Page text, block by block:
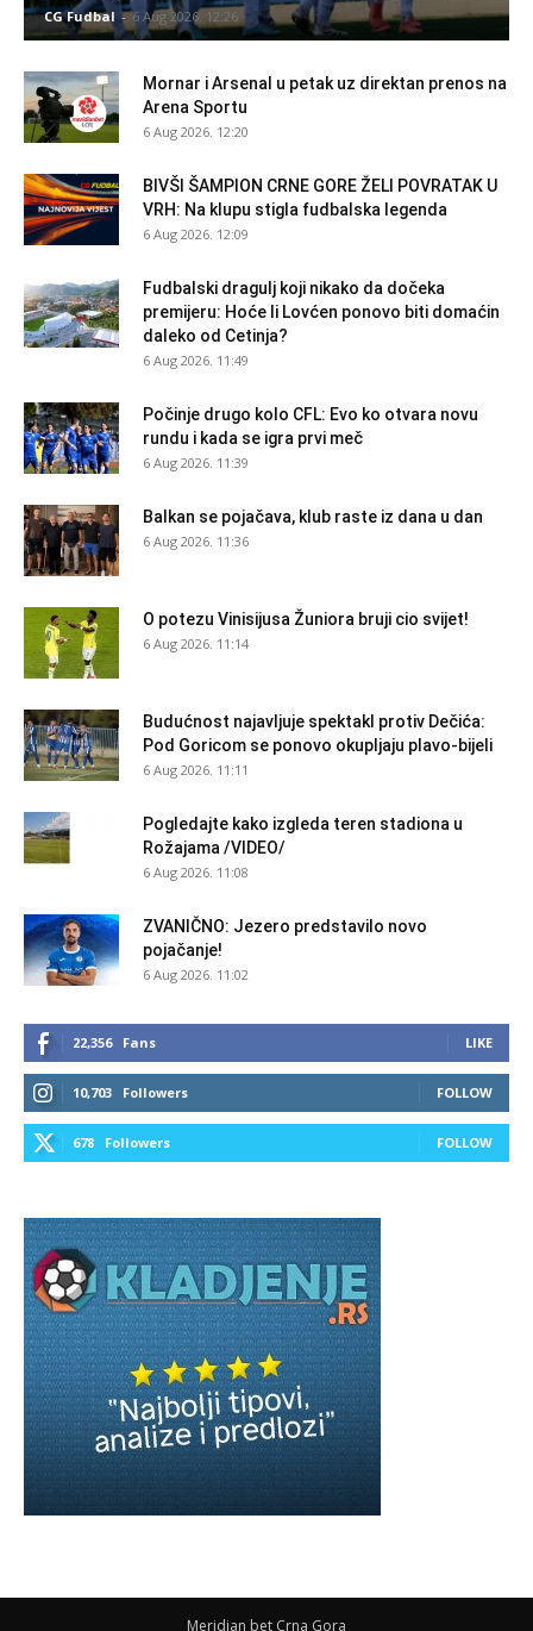
CG Fudbal - 6 Aug 2026. 12:26
Mornar i Arsenal u petak uz direktan prenos na
Arena Sportu
6 Aug 2026. 12:20
BIVŠI ŠAMPION CRNE GORE ŽELI POVRATAK U
VRH: Na klupu stigla fudbalska legenda
6 Aug 2026. 12:09
Fudbalski dragulj koji nikako da dočeka
premijeru: Hoće li Lovćen ponovo biti domaćin
daleko od Cetinja?
6 Aug 2026. 11:49
Počinje drugo kolo CFL: Evo ko otvara novu
rundu i kada se igra prvi meč
6 Aug 2026. 11:39
Balkan se pojačava, klub raste iz dana u dan
6 Aug 2026. 11:36
O potezu Vinisijusa Žuniora bruji cio svijet!
6 Aug 2026. 11:14
Budućnost najavljuje spektakl protiv Dečića:
Pod Goricom se ponovo okupljaju plavo-bijeli
6 Aug 2026. 11:11
Pogledajte kako izgleda teren stadiona u
Rožajama /VIDEO/
6 Aug 2026. 11:08
ZVANIČNO: Jezero predstavilo novo
pojačanje!
6 Aug 2026. 11:02
22,356 Fans LIKE
10,703 Followers FOLLOW
678 Followers FOLLOW
Meridian bet Crna Gora